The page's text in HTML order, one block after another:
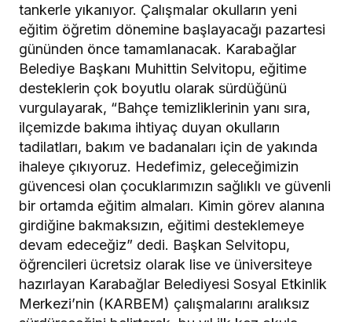
tankerle yıkanıyor. Çalışmalar okulların yeni
eğitim öğretim dönemine başlayacağı pazartesi
gününden önce tamamlanacak. Karabağlar
Belediye Başkanı Muhittin Selvitopu, eğitime
desteklerin çok boyutlu olarak sürdüğünü
vurgulayarak, “Bahçe temizliklerinin yanı sıra,
ilçemizde bakıma ihtiyaç duyan okulların
tadilatları, bakım ve badanaları için de yakında
ihaleye çıkıyoruz. Hedefimiz, geleceğimizin
güvencesi olan çocuklarımızın sağlıklı ve güvenli
bir ortamda eğitim almaları. Kimin görev alanına
girdiğine bakmaksızın, eğitimi desteklemeye
devam edeceğiz” dedi. Başkan Selvitopu,
öğrencileri ücretsiz olarak lise ve üniversiteye
hazırlayan Karabağlar Belediyesi Sosyal Etkinlik
Merkezi’nin (KARBEM) çalışmalarını aralıksız